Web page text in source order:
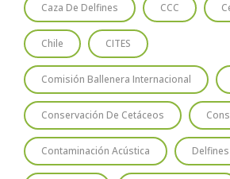
Caza De Delfines CCC
Chile CITES
Comisión Ballenera Internacional
Conservación De Cetáceos
Contaminación Acústica Delfines